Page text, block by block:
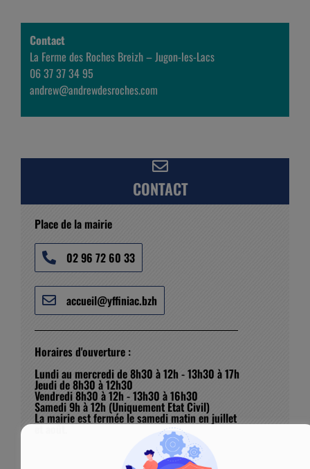
Contact
La Ferme des Roches Breizh – Jugon-les-Lacs
06 37 37 34 95
andrew@andrewdesroches.com
CONTACT
Place de la mairie
02 96 72 60 33
accueil@yffiniac.bzh
Horaires d'ouverture :
Lundi au mercredi de 8h30 à 12h - 13h30 à 17h
Jeudi de 8h30 à 12h30
Vendredi 8h30 à 12h - 13h30 à 16h30
Samedi 9h à 12h (Uniquement Etat Civil)
La mairie est fermée le samedi matin en juillet
et août.